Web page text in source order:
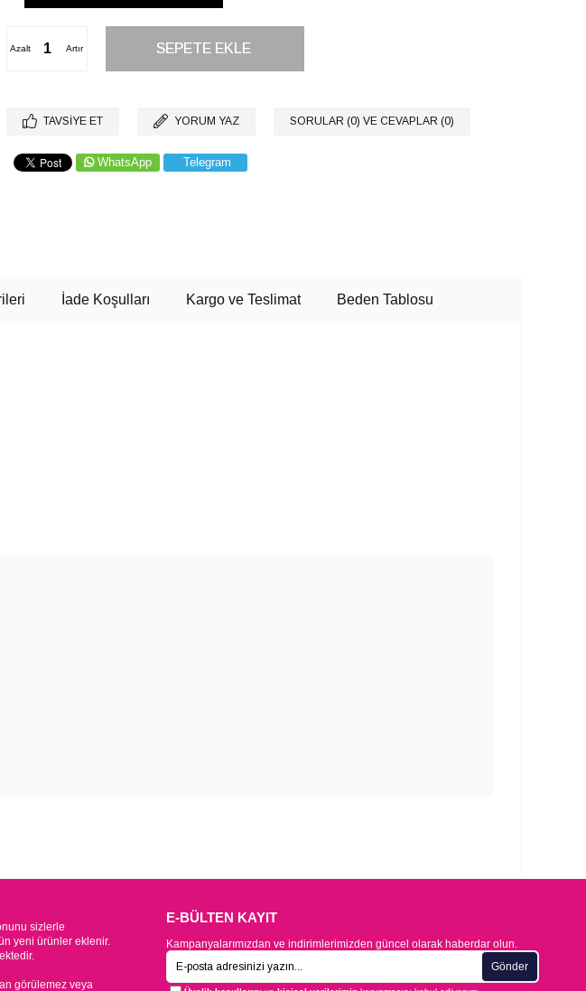
Artır
Azalt
TAVSIYE ET YORUM YAZ SORULAR (0) VE CEVAPLAR (0)
WhatsApp Telegram
İade Koşulları Kargo ve Teslimat Beden Tablosu
sizlerle
yeni ürünler eklenir.
görülemez veya
E-BÜLTEN KAYIT
Kampanyalarımızdan ve indirimlerimizden güncel olarak haberdar olun.
Gönder